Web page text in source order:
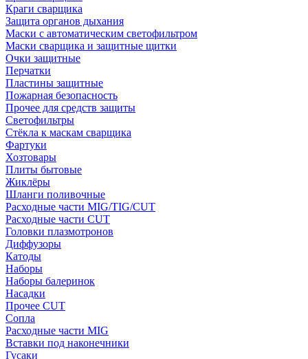
Краги сварщика
Защита органов дыхания
Маски с автоматическим светофильтром
Маски сварщика и защитные щитки
Очки защитные
Перчатки
Пластины защитные
Пожарная безопасность
Прочее для средств защиты
Светофильтры
Стёкла к маскам сварщика
Фартуки
Хозтовары
Плиты бытовые
Жиклёры
Шланги поливочные
Расходные части MIG/TIG/CUT
Расходные части CUT
Головки плазмотронов
Диффузоры
Катоды
Наборы
Наборы балеринок
Насадки
Прочее CUT
Сопла
Расходные части MIG
Вставки под наконечники
Гусаки